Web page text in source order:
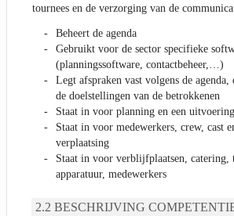
tournees en de verzorging van de
Beheert de agenda
Gebruikt voor de sector specifieke
(planningssoftware, contactbeheer,…)
Legt afspraken vast volgens de agenda,
de doelstellingen van de betrokkenen
Staat in voor planning en een
Staat in voor medewerkers, crew, cast
verplaatsing
Staat in voor verblijfplaatsen, catering,
apparatuur, medewerkers
BESCHRIJVING